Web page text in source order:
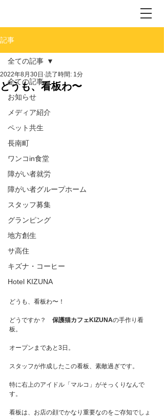
記事
全ての記事
お知らせ
メディア紹介
ペット共生
長南町
ワンコin食堂
障がい者就労
障がい者グループホーム
スタッフ募集
グランピング
地方創生
サ高住
キズナ・コーヒー
Hotel KIZUNA
全ての記事
どうも、看板わ〜
2022年8月30日 読了時間: 1分
どうも、看板わ〜！
どうですか？ 保護猫カフェKIZUNAの手作り看
板。
オープンまであと3日。
スタッフが作成したこの看板、素敵過ぎです。
特に右上のアイドル「マルコ」がそっくりなんで
す。
看板は、お店の顔でかなり重要なのをご存知でしょ